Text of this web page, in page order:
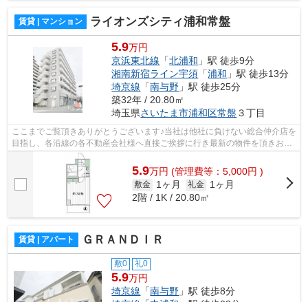
賃貸 | マンション ライオンズシティ浦和常盤
5.9万円
京浜東北線 「北浦和 」駅 徒歩9分
湘南新宿ライン宇須 「浦和 」駅 徒歩13分
埼京線 「南与野 」駅 徒歩25分
築32年 / 20.80㎡
埼玉県さいたま市浦和区常盤 ３丁目
ここまでご覧頂きありがとうございます♪当社は他社に負けない総合仲介店を
目指し、各沿線の各不動産会社様へ直接ご挨拶に行き最新の物件を頂きお客
様へ提供しております！最新の情報は...
5.9万円 (管理費等：5,000円 )
敷金 1ヶ月 礼金
1ヶ月
2階 / 1K / 20.80㎡
賃貸 | アパート ＧＲＡＮＤＩＲ
敷0 礼0
5.9万円
埼京線 「南与野 」駅 徒歩8分